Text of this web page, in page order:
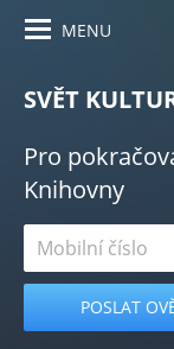
MENU
SVĚT
Pro
Knihovny